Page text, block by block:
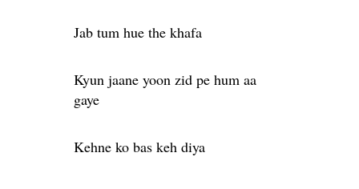
Jab tum hue the khafa
Kyun jaane yoon zid pe hum aa
gaye
Kehne ko bas keh diya